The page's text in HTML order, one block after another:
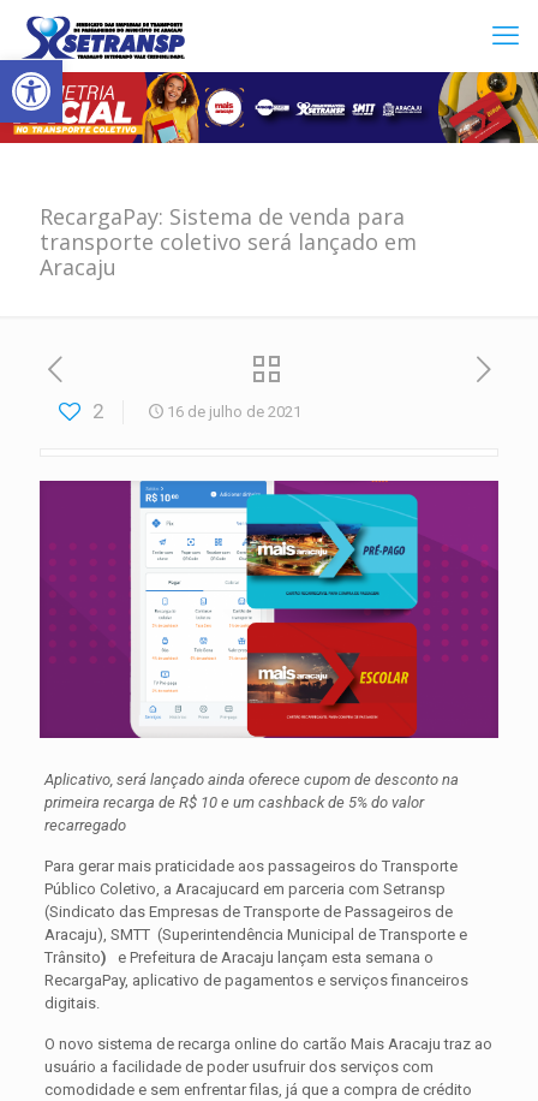
Abrir a barra de ferramentas
RecargaPay: Sistema de venda para
transporte coletivo será lançado em
Aracaju
2 16 de julho de 2021
Aplicativo, será lançado ainda oferece cupom de desconto na
primeira recarga de R$ 10 e um cashback de 5% do valor
recarregado
Para gerar mais praticidade aos passageiros do Transporte
Público Coletivo, a Aracajucard em parceria com Setransp
(Sindicato das Empresas de Transporte de Passageiros de
Aracaju), SMTT (Superintendência Municipal de Transporte e
Trânsito)
e Prefeitura de Aracaju lançam esta semana o
RecargaPay, aplicativo de pagamentos e serviços financeiros
digitais.
O novo sistema de recarga online do cartão Mais Aracaju traz ao
usuário a facilidade de poder usufruir dos serviços com
comodidade e sem enfrentar filas, já que a compra de crédito